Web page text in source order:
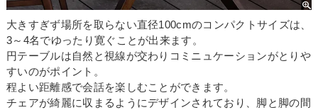
大きすぎず場所を取らない直径100cmのコンパクトサイズは、
3～4名でゆったり寛ぐことが出来ます。
円テーブルは自然と視線が交わりコミニュケーションがとりや
すいのがポイント。
程よい距離感で会話を楽しむことができます。
チェアが綺麗に収まるようにデザインされており、脚と脚の間